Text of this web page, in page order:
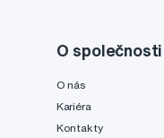
O společnosti
O nás
Kariéra
Kontakty